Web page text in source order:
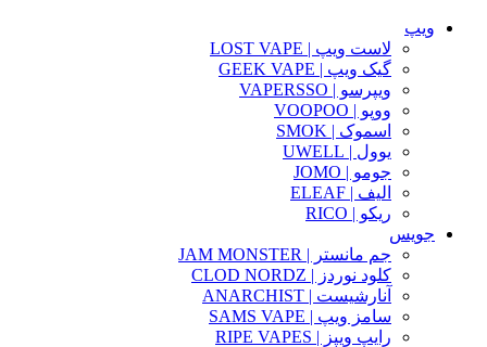
ویپ
لاست ویپ | LOST VAPE
گیک ویپ | GEEK VAPE
ویپرسو | VAPERSSO
ووپو | VOOPOO
اسموک | SMOK
یوول | UWELL
جومو | JOMO
الیف | ELEAF
ریکو | RICO
جویس
جم مانستر | JAM MONSTER
کلود نوردز | CLOD NORDZ
آنارشیست | ANARCHIST
سامز ویپ | SAMS VAPE
رایپ ویپز | RIPE VAPES